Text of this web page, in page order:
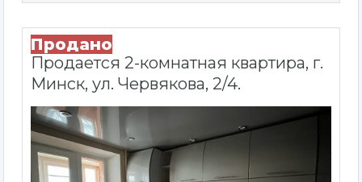
Продано
Продается 2-комнатная квартира, г.
Минск, ул. Червякова, 2/4.